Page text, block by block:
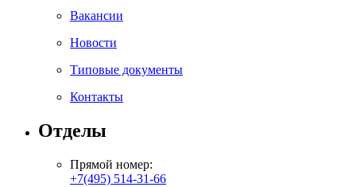
Вакансии
Новости
Типовые документы
Контакты
Отделы
Прямой номер:
+7(495) 514-31-66